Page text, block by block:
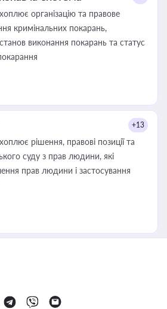
організацію та правове
кримінальних покарань,
виконання покарань та статус
+13
рішення, правові позиції та
суду з прав людини, які
прав людини і застосування